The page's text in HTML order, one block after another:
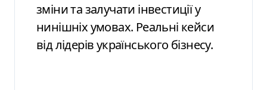
зміни та залучати інвестиції у
нинішніх умовах. Реальні кейси
від лідерів українського бізнесу.